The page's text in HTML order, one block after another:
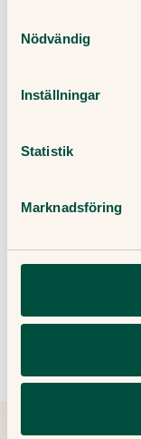
Nödvändig
Inställningar
Statistik
Marknadsföring
undvika att
sparsamt och
kräm. Använd
irriterande lappar
När bör jag
Du bör söka
den beror på
Om du har